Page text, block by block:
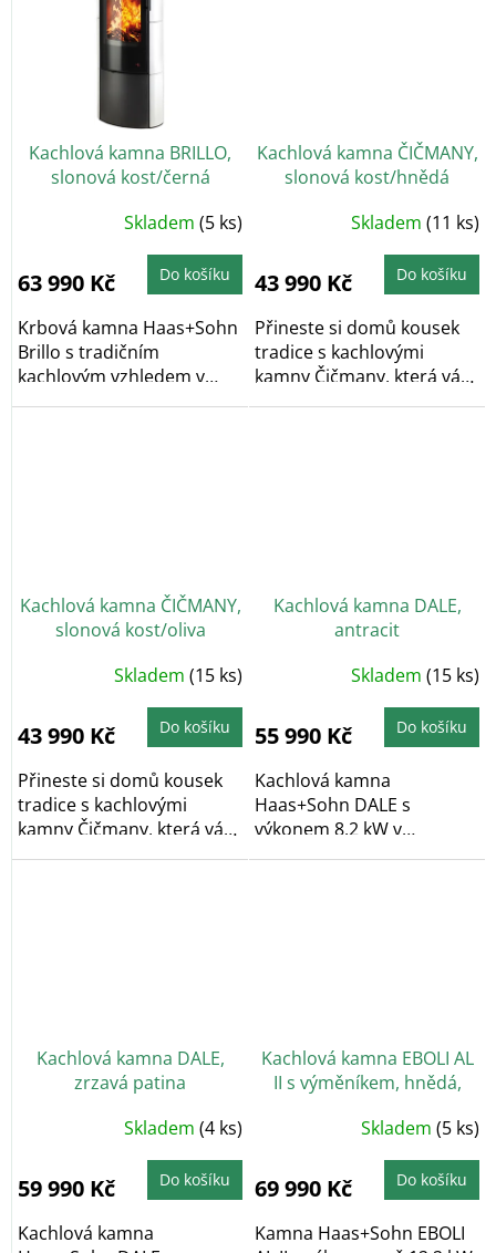
Kachlová kamna BRILLO,
slonová kost/černá
Skladem (5 ks)
63 990 Kč Do košíku
Krbová kamna Haas+Sohn
Brillo s tradičním
kachlovým vzhledem v
elegantním až
Kachlová kamna ČIČMANY,
slonová kost/hnědá
Skladem (11 ks)
43 990 Kč Do košíku
Přineste si domů kousek
tradice s kachlovými
kamny Čičmany, která vás
okouzlí svým...
Kachlová kamna ČIČMANY,
slonová kost/oliva
Průměrné
hodnocení
5,0
z
hvězdiček.
Skladem(15 ks)
43 990 Kč Do košíku
Přineste si domů kousek
tradice s kachlovými
kamny Čičmany, která vás
okouzlí svým...
Kachlová kamna DALE,
antracit
Skladem (15 ks)
55 990 Kč Do košíku
Kachlová kamna
Haas+Sohn DALE s
výkonem 8,2 kW v
antracitové barvě s šedým
Kachlová kamna DALE,
zrzavá patina
Skladem (4 ks)
59 990 Kč Do košíku
Kachlová kamna
Kachlová kamna EBOLI AL
II s výměníkem, hnědá,
Skladem (5 ks)
69 990 Kč Do košíku
Kamna Haas+Sohn EBOLI